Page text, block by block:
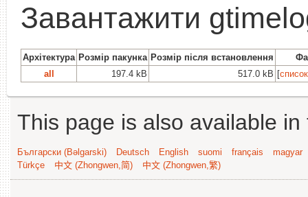
Завантажити
Архітектура Розмір пакунка Розмір після встановлення
all
197.4 kB 517.0 kB [
This page is also available
Български (Bəlgarski) Deutsch English suomi français
magyar
Türkçe
中文 (Zhongwen,简) 中文 (Zhongwen,繁)